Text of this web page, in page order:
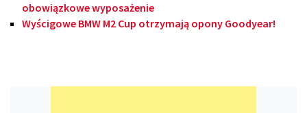
obowiązkowe wyposażenie
Wyścigowe BMW M2 Cup otrzymają opony Goodyear!